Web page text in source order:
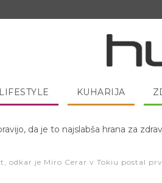
LIFESTYLE KUHARIJA
Zakaj je pred spanjem dobro pojesti
odkar je Miro Cerar v Tokiu postal